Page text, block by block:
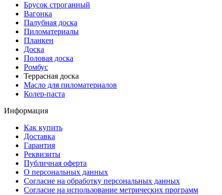
Брусок строганный
Вагонка
Палубная доска
Пиломатериалы
Планкен
Доска
Половая доска
Ромбус
Террасная доска
Масло для пиломатериалов
Колер-паста
Информация
Как купить
Доставка
Гарантия
Реквизиты
Публичная оферта
О персональных данных
Согласие на обработку персональных данных
Согласие на использование метрических программ